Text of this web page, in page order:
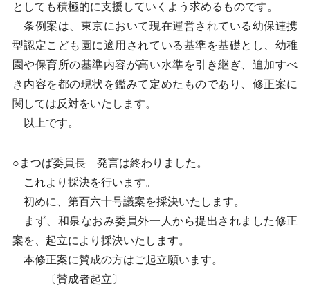
としても積極的に支援していくよう求めるものです。
条例案は、東京において現在運営されている幼保連携
型認定こども園に適用されている基準を基礎とし、幼稚
園や保育所の基準内容が高い水準を引き継ぎ、追加すべ
き内容を都の現状を鑑みて定めたものであり、修正案に
関しては反対をいたします。
以上です。
○まつば委員長 発言は終わりました。
これより採決を行います。
初めに、第百六十号議案を採決いたします。
まず、和泉なおみ委員外一人から提出されました修正
案を、起立により採決いたします。
本修正案に賛成の方はご起立願います。
〔賛成者起立〕